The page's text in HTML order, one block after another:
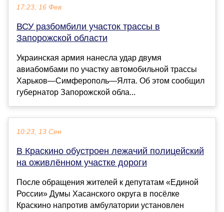
17:23, 16 Фев
ВСУ разбомбили участок трассы в
Запорожской области
Украинская армия нанесла удар двумя
авиабомбами по участку автомобильной трассы
Харьков—Симферополь—Ялта. Об этом сообщил
губернатор Запорожской обла...
10:23, 13 Сен
В Краскино обустроен лежачий полицейский
на оживлённом участке дороги
После обращения жителей к депутатам «Единой
России» Думы Хасанского округа в посёлке
Краскино напротив амбулатории установлен